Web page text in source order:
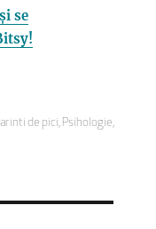
se
de pici, Psihologie,